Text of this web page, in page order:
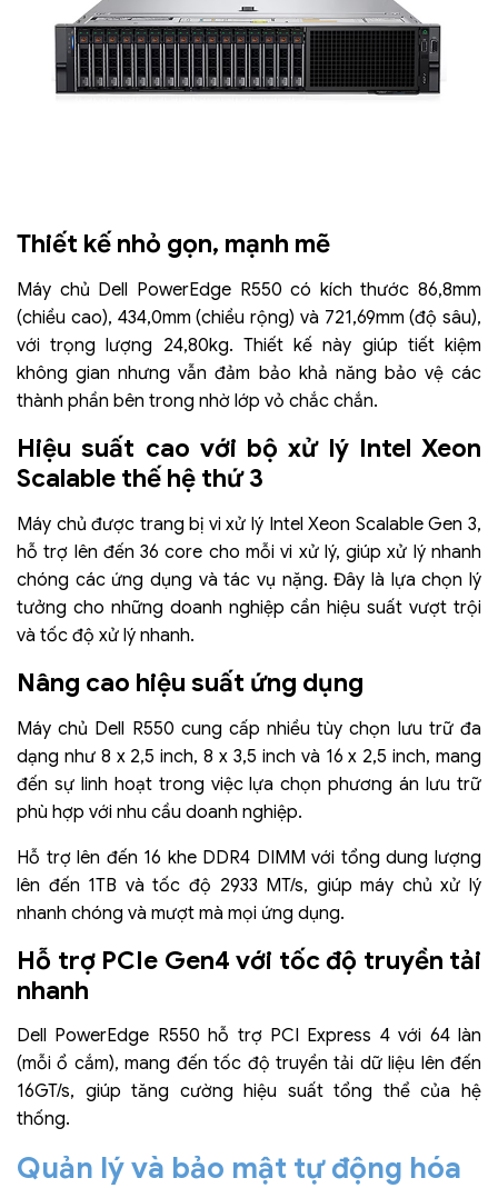
Thiết kế nhỏ gọn, mạnh mẽ
Máy chủ Dell PowerEdge R550 có kích thước 86,8mm
(chiều cao), 434,0mm (chiều rộng) và 721,69mm (độ sâu),
với trọng lượng 24,80kg. Thiết kế này giúp tiết kiệm
không gian nhưng vẫn đảm bảo khả năng bảo vệ các
thành phần bên trong nhờ lớp vỏ chắc chắn.
Hiệu suất cao với bộ xử lý Intel Xeon
Scalable thế hệ thứ 3
Máy chủ được trang bị vi xử lý Intel Xeon Scalable Gen 3,
hỗ trợ lên đến 36 core cho mỗi vi xử lý, giúp xử lý nhanh
chóng các ứng dụng và tác vụ nặng. Đây là lựa chọn lý
tưởng cho những doanh nghiệp cần hiệu suất vượt trội
và tốc độ xử lý nhanh.
Nâng cao hiệu suất ứng dụng
Máy chủ Dell R550 cung cấp nhiều tùy chọn lưu trữ đa
dạng như 8 x 2,5 inch, 8 x 3,5 inch và 16 x 2,5 inch, mang
đến sự linh hoạt trong việc lựa chọn phương án lưu trữ
phù hợp với nhu cầu doanh nghiệp.
Hỗ trợ lên đến 16 khe DDR4 DIMM với tổng dung lượng
lên đến 1TB và tốc độ 2933 MT/s, giúp máy chủ xử lý
nhanh chóng và mượt mà mọi ứng dụng.
Hỗ trợ PCIe Gen4 với tốc độ truyền tải
nhanh
Dell PowerEdge R550 hỗ trợ PCI Express 4 với 64 làn
(mỗi ổ cắm), mang đến tốc độ truyền tải dữ liệu lên đến
16GT/s, giúp tăng cường hiệu suất tổng thể của hệ
thống.
Quản lý và bảo mật tự động hóa